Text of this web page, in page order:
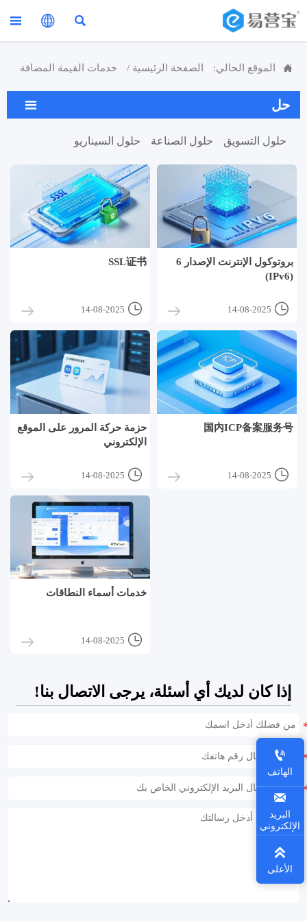



 الموقع الحالي: الصفحة الرئيسية / خدمات القيمة المضافة
حل 
حلول التسويق حلول الصناعة حلول السيناريو
SSL证书

14-08-2025
بروتوكول الإنترنت الإصدار 6
(IPv6)

14-08-2025
حزمة حركة المرور على الموقع
الإلكتروني

14-08-2025
国内ICP备案服务号

14-08-2025
خدمات أسماء النطاقات

14-08-2025
إذا كان لديك أي أسئلة، يرجى الاتصال بنا!

الهاتف

البريد
الإلكتروني

الأعلى